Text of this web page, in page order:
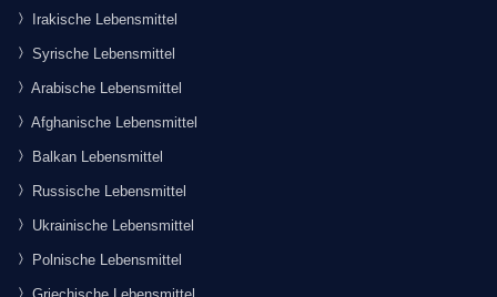
Irakische Lebensmittel
Syrische Lebensmittel
Arabische Lebensmittel
Afghanische Lebensmittel
Balkan Lebensmittel
Russische Lebensmittel
Ukrainische Lebensmittel
Polnische Lebensmittel